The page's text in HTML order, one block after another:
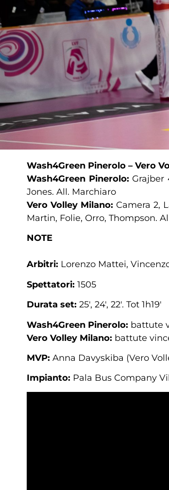
Wash4Green Pinerolo – Vero
Wash4Green Pinerolo: Grajber
Jones. All. Marchiaro
Vero Volley Milano: Camera 2,
Martin, Folie, Orro, Thompson.
NOTE
Arbitri: Lorenzo Mattei,
Spettatori: 1505
Durata set: 25′, 24′, 22′. Tot 1h19′
Wash4Green Pinerolo: battute
Vero Volley Milano: battute
MVP: Anna Davyskiba (Vero
Impianto: Pala Bus Company